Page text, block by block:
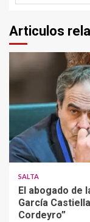
Articulos
SALTA
El abogado de
García
Cordeyro”